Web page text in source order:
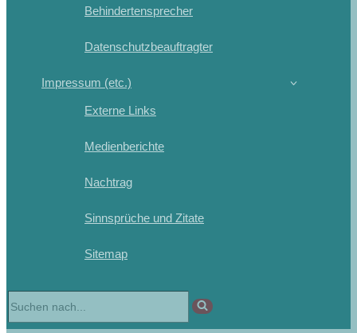
Behindertensprecher
Datenschutzbeauftragter
Impressum (etc.)
Externe Links
Medienberichte
Nachtrag
Sinnsprüche und Zitate
Sitemap